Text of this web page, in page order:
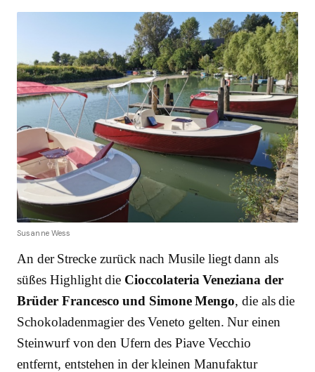
Susanne Wess
An der Strecke zurück nach Musile liegt dann als
süßes Highlight die Cioccolateria Veneziana der
Brüder Francesco und Simone Mengo, die als die
Schokoladenmagier des Veneto gelten. Nur einen
Steinwurf von den Ufern des Piave Vecchio
entfernt, entstehen in der kleinen Manufaktur